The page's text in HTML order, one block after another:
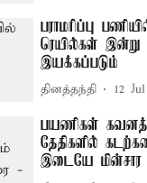
பராமரிப்பு
ரெயில்கள்
இயக்கப்படும்
தினத்தந்தி 12
பயணிகள்
தேதிகளில்
இடையே மின்சார